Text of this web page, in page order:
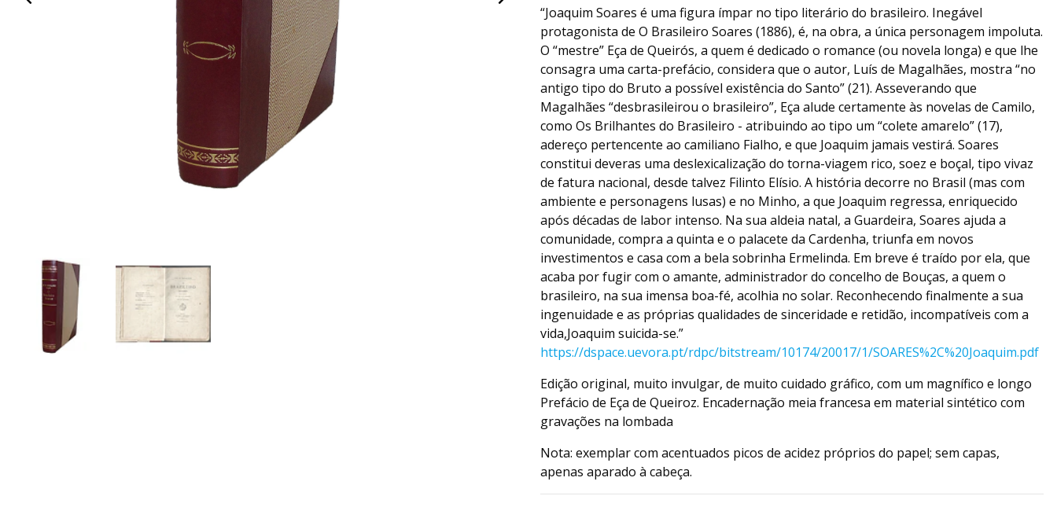
“Joaquim Soares é uma figura ímpar no tipo literário do brasileiro. Inegável
protagonista de O Brasileiro Soares (1886), é, na obra, a única personagem impoluta.
O “mestre” Eça de Queirós, a quem é dedicado o romance (ou novela longa) e que lhe
consagra uma carta-prefácio, considera que o autor, Luís de Magalhães, mostra “no
antigo tipo do Bruto a possível existência do Santo” (21). Asseverando que
Magalhães “desbrasileirou o brasileiro”, Eça alude certamente às novelas de Camilo,
como Os Brilhantes do Brasileiro - atribuindo ao tipo um “colete amarelo” (17),
adereço pertencente ao camiliano Fialho, e que Joaquim jamais vestirá. Soares
constitui deveras uma deslexicalização do torna-viagem rico, soez e boçal, tipo vivaz
de fatura nacional, desde talvez Filinto Elísio. A história decorre no Brasil (mas com
ambiente e personagens lusas) e no Minho, a que Joaquim regressa, enriquecido
após décadas de labor intenso. Na sua aldeia natal, a Guardeira, Soares ajuda a
comunidade, compra a quinta e o palacete da Cardenha, triunfa em novos
investimentos e casa com a bela sobrinha Ermelinda. Em breve é traído por ela, que
acaba por fugir com o amante, administrador do concelho de Bouças, a quem o
brasileiro, na sua imensa boa-fé, acolhia no solar. Reconhecendo finalmente a sua
ingenuidade e as próprias qualidades de sinceridade e retidão, incompatíveis com a
vida,Joaquim suicida-se.”
https://dspace.uevora.pt/rdpc/bitstream/10174/20017/1/SOARES%2C%20Joaquim.pdf
Edição original, muito invulgar, de muito cuidado gráfico, com um magnífico e longo
Prefácio de Eça de Queiroz. Encadernação meia francesa em material sintético com
gravações na lombada
Nota: exemplar com acentuados picos de acidez próprios do papel; sem capas,
apenas aparado à cabeça.